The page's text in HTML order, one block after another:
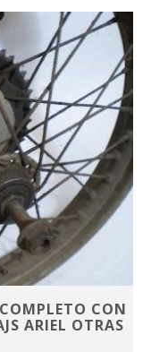
CON
ARIEL OTRAS